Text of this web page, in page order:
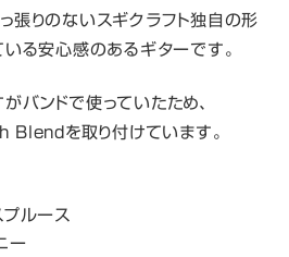
張りのないスギクラフト独自の形
いる安心感のあるギターです。
バンドで使っていたため、
を取り付けています。
プルース
ー